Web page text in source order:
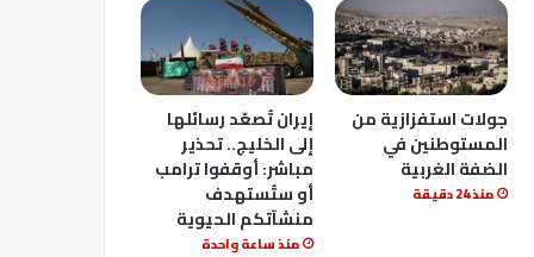
جولات استفزازية من
المستوطنين في
الضفة الغربية
منذ 24 دقيقة
إيران تُصعّد رسائلها
إلى الخليج.. تحذير
مباشر: أوقفوا ترامب
أو ستُستهدف
منشآتكم الحيوية
منذ ساعة واحدة